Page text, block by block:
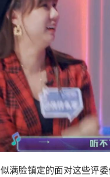
满脸镇定的面对这些评